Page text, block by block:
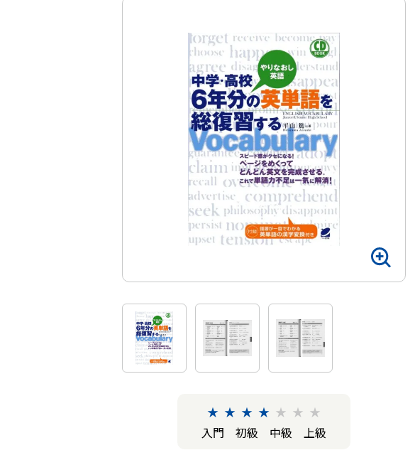
★ ★ ★ ★ ★ ★ ★
入門
初級 中級 上級